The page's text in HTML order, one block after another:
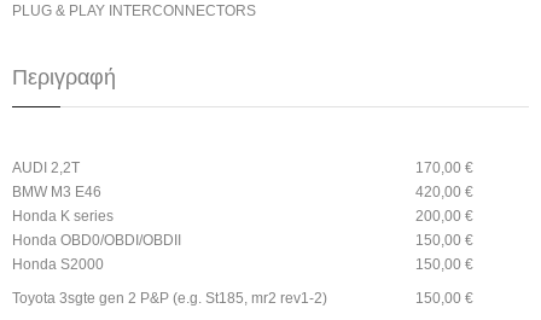
PLUG & PLAY INTERCONNECTORS
Περιγραφή
AUDI 2,2T
170,00 €
BMW M3 E46
420,00 €
Honda K series
200,00 €
Honda OBD0/OBDI/OBDII
150,00 €
Honda S2000
150,00 €
Toyota 3sgte gen 2 P&P (e.g. St185, mr2 rev1-2)
150,00 €